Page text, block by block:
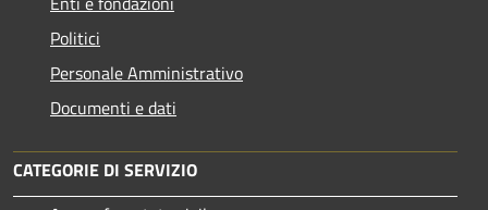
Politici
Personale Amministrativo
Documenti e dati
CATEGORIE DI SERVIZIO